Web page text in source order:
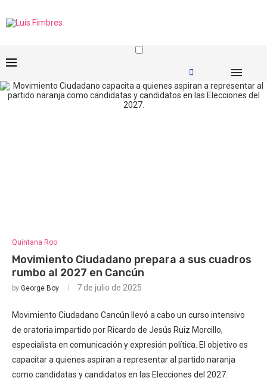
Quintana Roo
Movimiento Ciudadano prepara a sus cuadros
rumbo al 2027 en Cancún
by George Boy 7 de julio de 2025
Movimiento Ciudadano Cancún llevó a cabo un curso intensivo
de oratoria impartido por Ricardo de Jesús Ruiz Morcillo,
especialista en comunicación y expresión política. El objetivo es
capacitar a quienes aspiran a representar al partido naranja
como candidatas y candidatos en las Elecciones del 2027.